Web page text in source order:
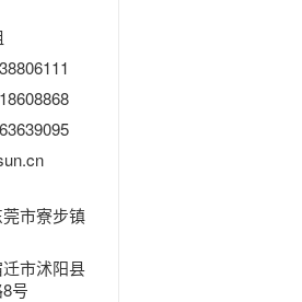
市寮步镇
市沭阳县
号